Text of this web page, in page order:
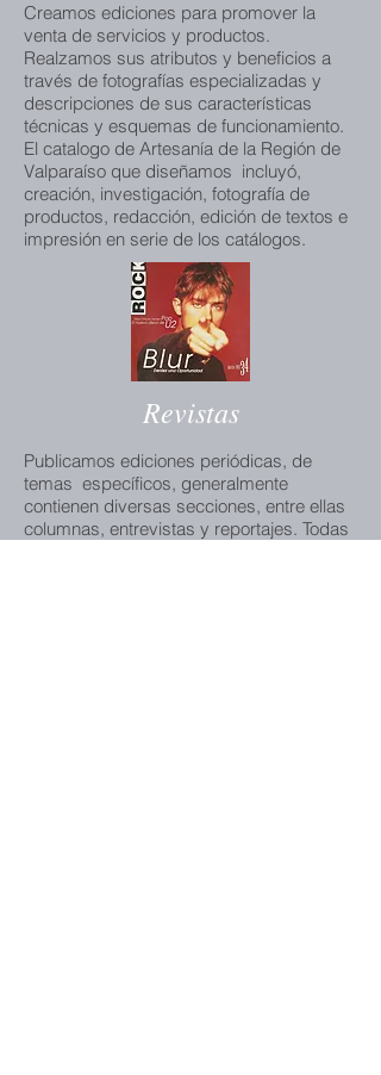
Creamos ediciones para promover la
venta de servicios y productos.
Realzamos sus atributos y beneficios a
través de fotografías especializadas y
descripciones de sus características
técnicas y esquemas de funcionamiento.
El catalogo de Artesanía de la Región de
Valparaíso que diseñamos incluyó,
creación, investigación, fotografía de
productos, redacción, edición de textos e
impresión en serie de los catálogos.
Revistas
Publicamos ediciones periódicas, de
temas específicos, generalmente
contienen diversas secciones, entre ellas
columnas, entrevistas y reportajes. Todas